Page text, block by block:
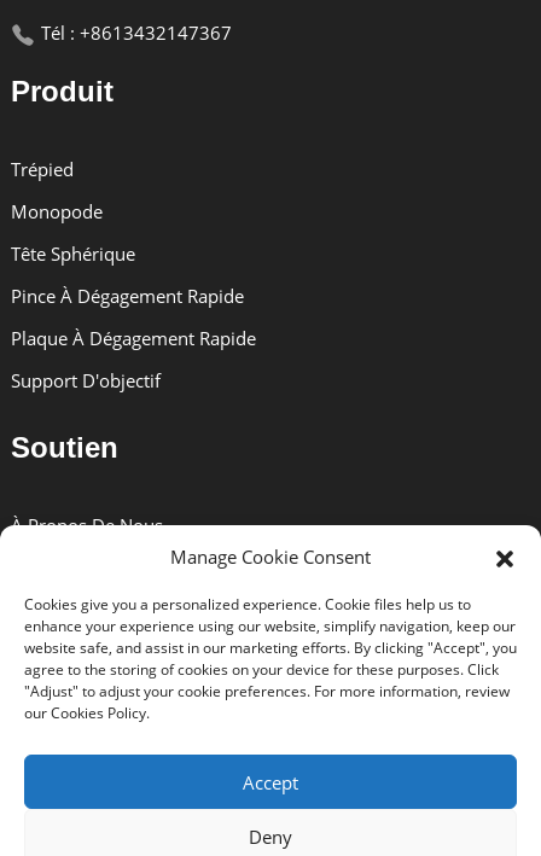
Diamètre Du Tuyau
Le ST402C a un diamètre de tuyau maximum de 40
mm et deux sections allongées
Équipement Applicable
appareil photo unique, un grand appareil photo,
un téléobjectif
Caractéristiques Du Produit
Tél : +8613432147367
Produit
Trépied
Monopode
Tête Sphérique
Pince À Dégagement Rapide
Plaque À Dégagement Rapide
Support D'objectif
Soutien
À Propos De Nous
Nouvelles
Certificats
Télécharger
Manage Cookie Consent
Cookies give you a personalized experience. Cookie files help us to
enhance your experience using our website, simplify navigation, keep our
website safe, and assist in our marketing efforts. By clicking "Accept", you
agree to the storing of cookies on your device for these purposes. Click
"Adjust" to adjust your cookie preferences. For more information, review
our Cookies Policy.
Accept
Deny